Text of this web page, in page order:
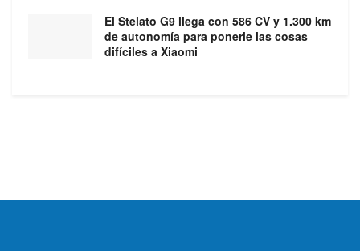
El Stelato G9 llega con 586 CV y 1.300 km
de autonomía para ponerle las cosas
difíciles a Xiaomi